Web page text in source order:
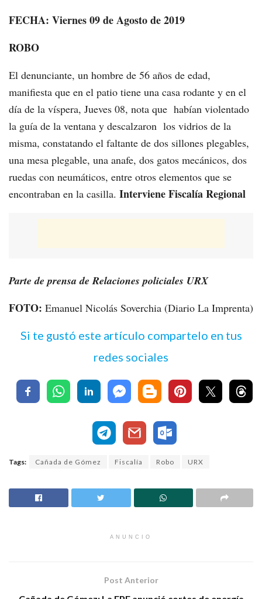
FECHA: Viernes 09 de Agosto de 2019
ROBO
El denunciante, un hombre de 56 años de edad,
manifiesta que en el patio tiene una casa rodante y en el
día de la víspera, Jueves 08, nota que habían violentado
la guía de la ventana y descalzaron los vidrios de la
misma, constatando el faltante de dos sillones plegables,
una mesa plegable, una anafe, dos gatos mecánicos, dos
ruedas con neumáticos, entre otros elementos que se
encontraban en la casilla. Interviene Fiscalía Regional
Parte de prensa de Relaciones policiales URX
FOTO: Emanuel Nicolás Soverchia (Diario La Imprenta)
Si te gustó este artículo compartelo en tus
redes sociales
Tags: Cañada de Gómez Fiscalía Robo URX
ANUNCIO
Post Anterior